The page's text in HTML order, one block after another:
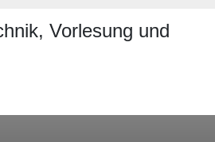
Vorlesung und